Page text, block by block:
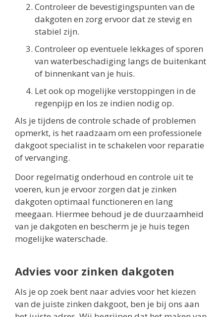
Controleer de bevestigingspunten van de
dakgoten en zorg ervoor dat ze stevig en
stabiel zijn.
Controleer op eventuele lekkages of sporen
van waterbeschadiging langs de buitenkant
of binnenkant van je huis.
Let ook op mogelijke verstoppingen in de
regenpijp en los ze indien nodig op.
Als je tijdens de controle schade of problemen
opmerkt, is het raadzaam om een professionele
dakgoot specialist in te schakelen voor reparatie
of vervanging.
Door regelmatig onderhoud en controle uit te
voeren, kun je ervoor zorgen dat je zinken
dakgoten optimaal functioneren en lang
meegaan. Hiermee behoud je de duurzaamheid
van je dakgoten en bescherm je je huis tegen
mogelijke waterschade.
Advies voor zinken dakgoten
Als je op zoek bent naar advies voor het kiezen
van de juiste zinken dakgoot, ben je bij ons aan